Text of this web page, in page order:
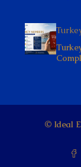
© Ideal